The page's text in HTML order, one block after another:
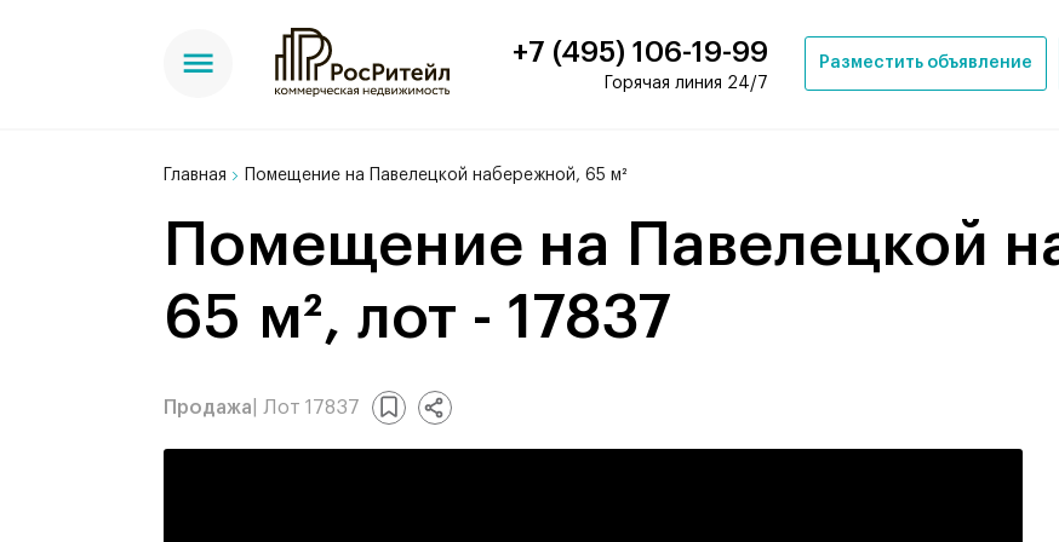
+7 (495) 106-19-99
Горячая линия 24/7
Разместить объявление
Главная Помещение на Павелецкой набережной, 65 м²
Помещение на Павелецкой набережной,
65 м², лот - 17837
Продажа | Лот 17837